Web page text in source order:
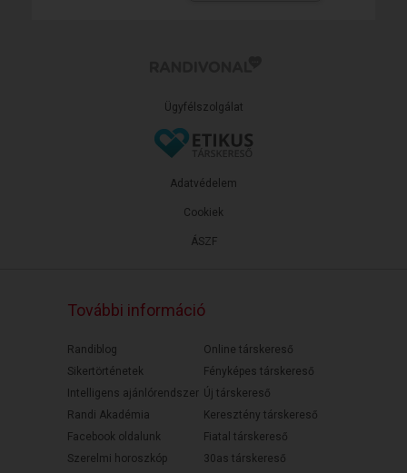
Ügyfélszolgálat
ÁSZF
Adatvédelem
Cookiek
További információ
Randiblog
Sikertörténetek
Intelligens ajánlórendszer
Randi Akadémia
Facebook oldalunk
Szerelmi horoszkóp
Online társkereső
Fényképes társkereső
Új társkereső
Keresztény társkereső
Fiatal társkereső
30as társkereső